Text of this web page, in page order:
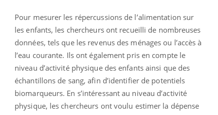
Pour mesurer les répercussions de l’alimentation sur
les enfants, les chercheurs ont recueilli de nombreuses
données, tels que les revenus des ménages ou l’accès à
l’eau courante. Ils ont également pris en compte le
niveau d’activité physique des enfants ainsi que des
échantillons de sang, afin d’identifier de potentiels
biomarqueurs. En s’intéressant au niveau d’activité
physique, les chercheurs ont voulu estimer la dépense